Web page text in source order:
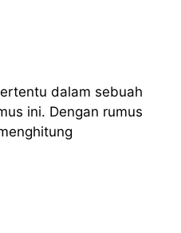
dalam sebuah
ini. Dengan rumus